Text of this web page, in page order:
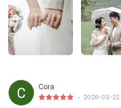
Cora
2026-03-22